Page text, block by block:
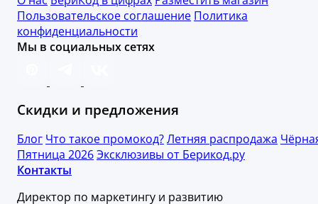
Пользовательское соглашение Политика
конфиденциальности
Мы в социальных сетях
Скидки и предложения
Блог Что такое промокод?Летняя распродажа
Пятница 2026Эксклюзивы от Берикод.ру
Контакты
Директор по маркетингу и развитию